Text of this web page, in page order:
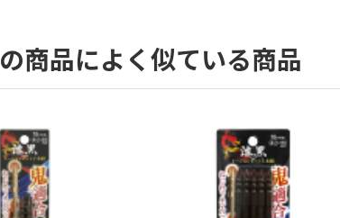
商品によく似ている商品